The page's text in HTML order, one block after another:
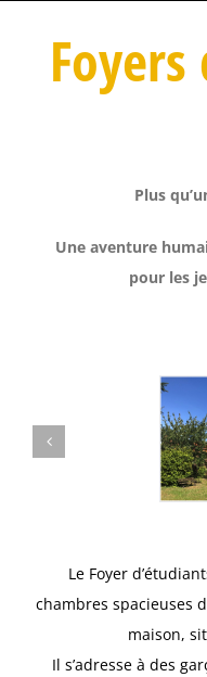
Plus
Une aventure
pour les
Le Foyer
chambres spacieuses
maison,
Il s’adresse à des